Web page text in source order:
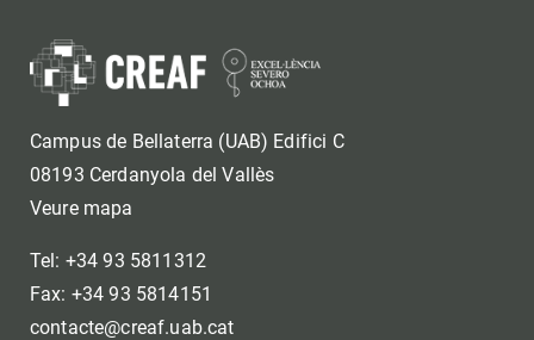
Campus de Bellaterra (UAB) Edifici C
08193 Cerdanyola del Vallès
Veure mapa
Tel: +34 93 5811312
Fax: +34 93 5814151
contacte@creaf.uab.cat